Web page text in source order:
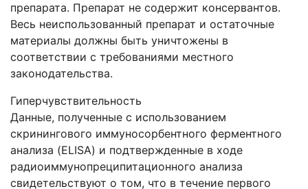
препарата. Препарат не содержит консервантов.
Весь неиспользованный препарат и остаточные
материалы должны быть уничтожены в
соответствии с требованиями местного
законодательства.
Гиперчувствительность
Данные, полученные с использованием
скринингового иммуносорбентного ферментного
анализа (ELISA) и подтвержденные в ходе
радиоиммунопреципитационного анализа
свидетельствуют о том, что в течение первого